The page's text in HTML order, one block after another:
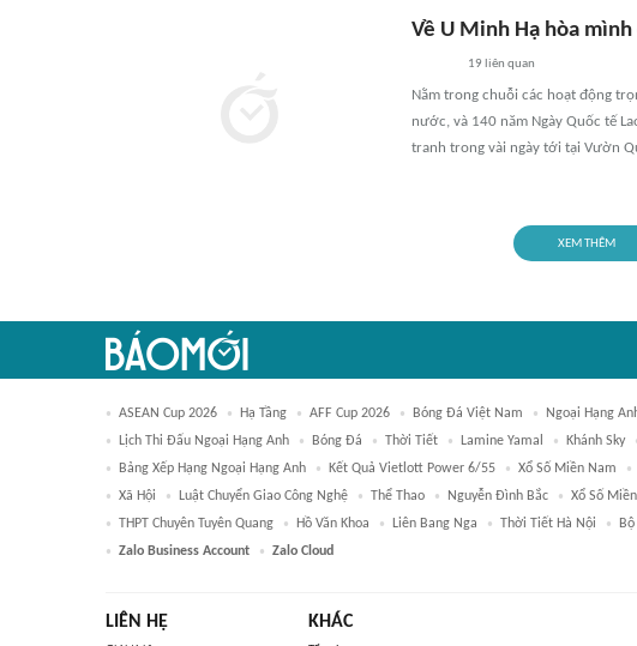
Về U Minh Hạ hòa
19 liên quan
Nằm trong chuỗi các hoạt động
nước, và 140 năm Ngày Quốc tế
tranh trong vài ngày tới tại Vườn
XEM THÊM
ASEAN Cup 2026 Hạ Tầng AFF Cup 2026 Bóng Đá Việt Nam Ngoại Hạng
Lịch Thi Đấu Ngoại Hạng Anh
Bóng Đá Thời Tiết Lamine Yamal Khánh Sky
Bảng Xếp Hạng Ngoại Hạng Anh
Kết Quả Vietlott Power 6/55 Xổ Số Miền Nam
Xã Hội
Luật Chuyển Giao Công Nghệ Thể Thao Nguyễn Đình Bắc Xổ Số
THPT Chuyên Tuyên Quang
Hồ Văn Khoa Liên Bang Nga Thời Tiết Hà Nội
Zalo Business Account
Zalo Cloud
LIÊN HỆ KHÁC